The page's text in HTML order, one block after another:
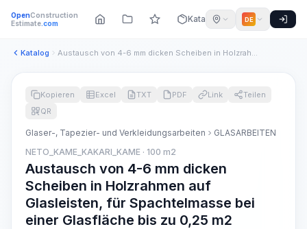
OpenConstruction
Estimate.com Katalog DE
Katalog Austausch von 4-6 mm dicken Scheiben in Holzrahmen auf Glasl...
Kopieren Excel TXT PDF Link
Teilen
QR
Glaser-, Tapezier- und Verkleidungsarbeiten
GLASARBEITEN
NETO_KAME_KAKARI_KAME · 100 m2
Austausch von 4-6 mm dicken
Scheiben in Holzrahmen auf
Glasleisten, für Spachtelmasse bei
einer Glasfläche bis zu 0,25 m2